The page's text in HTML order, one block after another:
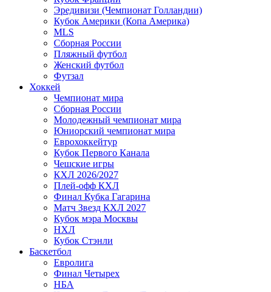
Эредивизи (Чемпионат Голландии)
Кубок Америки (Копа Америка)
MLS
Сборная России
Пляжный футбол
Женский футбол
Футзал
Хоккей
Чемпионат мира
Сборная России
Молодежный чемпионат мира
Юниорский чемпионат мира
Еврохоккейтур
Кубок Первого Канала
Чешские игры
КХЛ 2026/2027
Плей-офф КХЛ
Финал Кубка Гагарина
Матч Звезд КХЛ 2027
Кубок мэра Москвы
НХЛ
Кубок Стэнли
Баскетбол
Евролига
Финал Четырех
НБА